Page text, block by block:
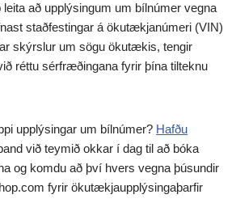
að upplýsingum um bílnúmer vegna
staðfestingar á ökutækjanúmeri (VIN)
skýrslur um sögu ökutækis, tengir
réttu sérfræðingana fyrir þína tilteknu
upplýsingar um bílnúmer? Hafðu
við teymið okkar í dag til að bóka
og komdu að því hvers vegna þúsundir
fyrir ökutækjaupplýsingaþarfir